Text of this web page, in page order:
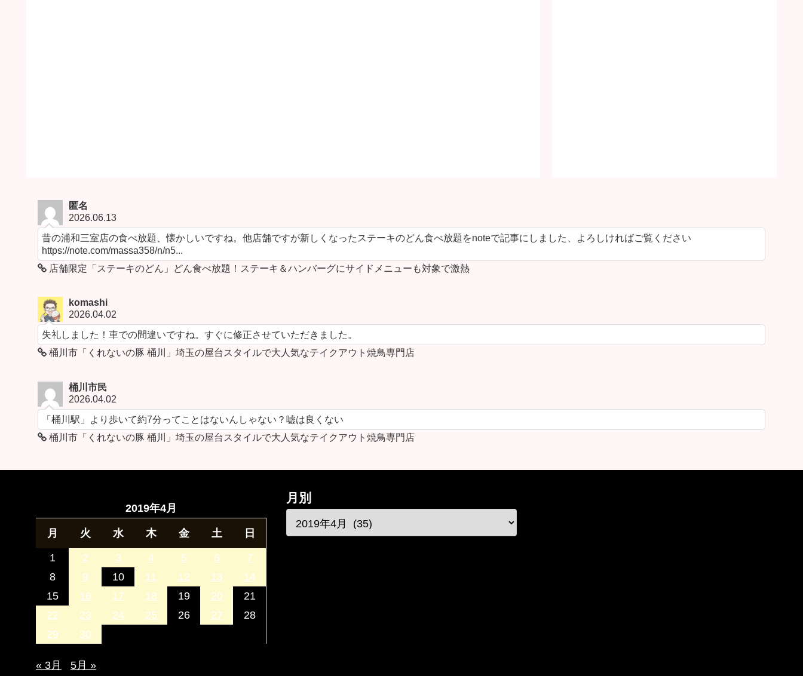
匿名
2026.06.13
昔の浦和三室店の食べ放題、懐かしいですね。他店舗ですが新しくなったステーキのどん食べ放題をnoteで記事にしました、よろしければご覧ください
https://note.com/massa358/n/n5...
店舗限定「ステーキのどん」どん食べ放題！ステーキ＆ハンバーグにサイドメニューも対象で激熱
komashi
2026.04.02
失礼しました！車での間違いですね。すぐに修正させていただきました。
桶川市「くれないの豚 桶川」埼玉の屋台スタイルで大人気なテイクアウト焼鳥専門店
桶川市民
2026.04.02
「桶川駅」より歩いて約7分ってことはないんしゃない？嘘は良くない
桶川市「くれないの豚 桶川」埼玉の屋台スタイルで大人気なテイクアウト焼鳥専門店
2019年4月
月 火 水 木 金 土 日
1 2 3 4 5 6
7
8
9 10 11 12 13
14
15
16 17 18 19 20
21
22
23 24 25 26 27
28
29
30
« 3月 5月 »
月別